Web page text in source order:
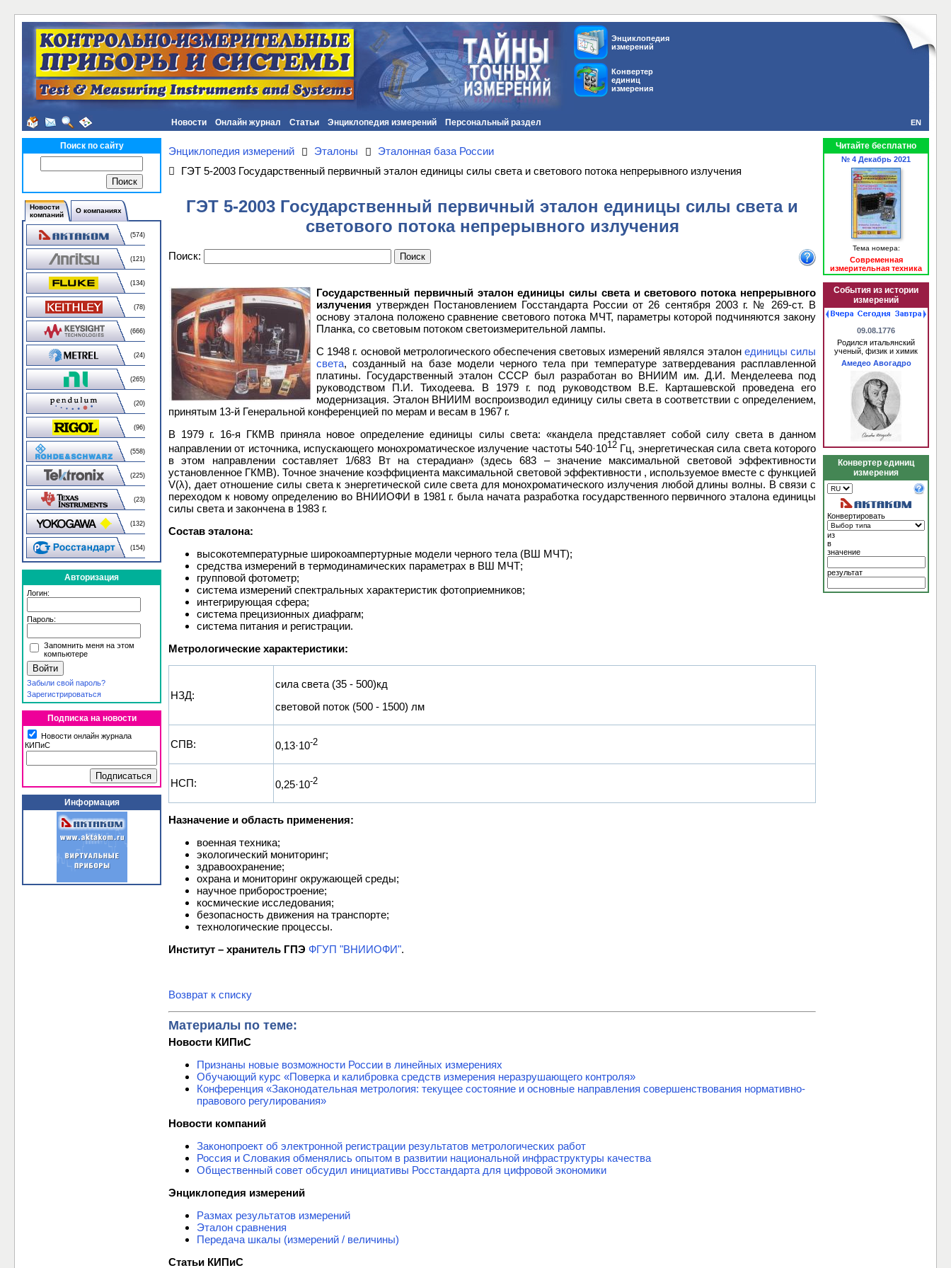
Энциклопедия
измерений
Конвертер
единиц
измерения
Новости Онлайн журнал Статьи Энциклопедия измерений Персональный раздел EN
Поиск по сайту
Новости
компаний
О компаниях
(574)
(121)
(134)
(78)
(666)
(24)
(265)
(20)
(96)
(558)
(225)
(23)
(132)
(154)
Авторизация
Логин:
Пароль:
Запомнить меня на этом
компьютере
Забыли свой пароль?
Зарегистрироваться
Подписка на новости
Новости онлайн журнала
КИПиС
Информация
Энциклопедия измерений Эталоны
Эталонная база России
ГЭТ 5-2003 Государственный первичный эталон единицы силы света и светового потока непрерывного излучения
ГЭТ 5-2003 Государственный первичный эталон единицы силы света и
светового потока непрерывного излучения
Поиск:
Государственный первичный эталон единицы силы света и светового потока непрерывного
излученияутвержден Постановлением Госстандарта России от 26 сентября 2003 г. № 269-ст. В
основу эталона положено сравнение светового потока МЧТ, параметры которой подчиняются закону
Планка, со световым потоком светоизмерительной лампы.
С 1948 г. основой метрологического обеспечения световых измерений являлся эталон единицы силы
света, созданный на базе модели черного тела при температуре затвердевания расплавленной
платины. Государственный эталон СССР был разработан во ВНИИМ им. Д.И. Менделеева под
руководством П.И. Тиходеева. В 1979 г. под руководством В.Е. Карташевской проведена его
модернизация. Эталон ВНИИМ воспроизводил единицу силы света в соответствии с определением,
принятым 13-й Генеральной конференцией по мерам и весам в 1967 г.
В 1979 г. 16-я ГКМВ приняла новое определение единицы силы света: «кандела представляет собой силу света в данном
направлении от источника, испускающего монохроматическое излучение частоты 540·1012Гц, энергетическая сила света которого
в этом направлении составляет 1/683 Вт на стерадиан» (здесь 683 – значение максимальной световой эффективности
установленное ГКМВ). Точное значение коэффициента максимальной световой эффективности , используемое вместе с функцией
V(λ), дает отношение силы света к энергетической силе света для монохроматического излучения любой длины волны. В связи с
переходом к новому определению во ВНИИОФИ в 1981 г. была начата разработка государственного первичного эталона единицы
силы света и закончена в 1983 г.
Состав эталона:
высокотемпературные широкоампертурные модели черного тела (ВШ МЧТ);
средства измерений в термодинамических параметрах в ВШ МЧТ;
групповой фотометр;
система измерений спектральных характеристик фотоприемников;
интегрирующая сфера;
система прецизионных диафрагм;
система питания и регистрации.
Метрологические характеристики:
НЗД:
сила света (35 - 500)кд
световой поток (500 - 1500) лм
СПВ: 0,13·10-2
НСП: 0,25·10-2
Назначение и область применения:
военная техника;
экологический мониторинг;
здравоохранение;
охрана и мониторинг окружающей среды;
научное приборостроение;
космические исследования;
безопасность движения на транспорте;
технологические процессы.
Институт – хранитель ГПЭ ФГУП "ВНИИОФИ".
Возврат к списку
Материалы по теме:
Новости КИПиС
Признаны новые возможности России в линейных измерениях
Обучающий курс «Поверка и калибровка средств измерения неразрушающего контроля»
Конференция «Законодательная метрология: текущее состояние и основные направления совершенствования нормативно-
правового регулирования»
Новости компаний
Законопроект об электронной регистрации результатов метрологических работ
Россия и Словакия обменялись опытом в развитии национальной инфраструктуры качества
Общественный совет обсудил инициативы Росстандарта для цифровой экономики
Энциклопедия измерений
Размах результатов измерений
Эталон сравнения
Передача шкалы (измерений / величины)
Статьи КИПиС
Читайте бесплатно
№ 4 Декабрь 2021
Тема номера:
Современная
измерительная техника
События из истории
измерений
09.08.1776
Родился итальянский
ученый, физик и химик
Амедео Авогадро
Конвертер единиц
измерения
Конвертировать
из
в
значение
результат